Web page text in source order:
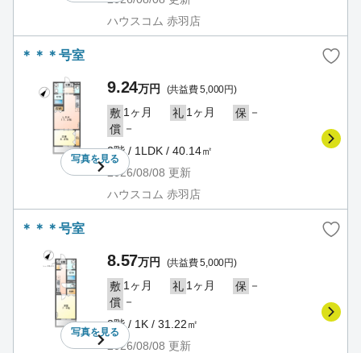
ハウスコム 赤羽店
＊＊＊号室
写真を見る
9.24万円 (共益費 5,000円)
敷 1ヶ月 礼 1ヶ月 保 －
償 －
2階 / 1LDK / 40.14㎡
2026/08/08 更新
ハウスコム 赤羽店
＊＊＊号室
写真を見る
8.57万円 (共益費 5,000円)
敷 1ヶ月 礼 1ヶ月 保 －
償 －
3階 / 1K / 31.22㎡
2026/08/08 更新